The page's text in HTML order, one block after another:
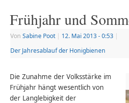
Frühjahr und
VonSabine Poot | 12. Mai 2013- 0:53 |
Der Jahresablauf der Honigbienen
Die Zunahme der Volksstärke im
Frühjahr hängt wesentlich von
der Langlebigkeit der